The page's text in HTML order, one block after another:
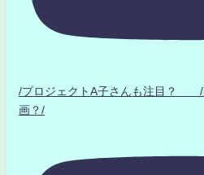
/プロジェクトA子さんも注目？ /
画？/